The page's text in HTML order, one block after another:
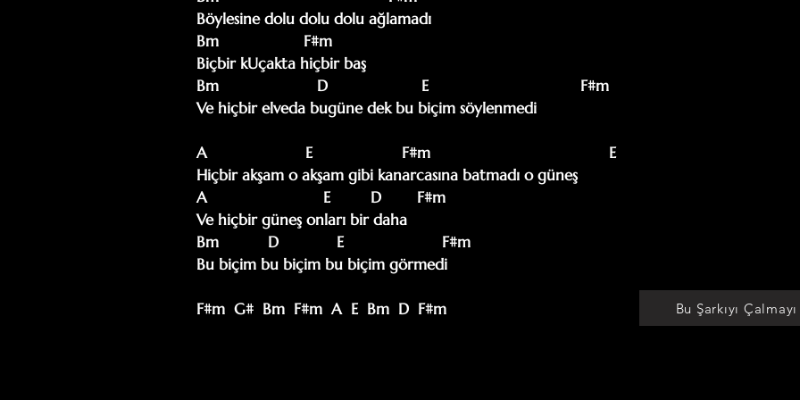
Böylesine dolu dolu dolu ağlamadı
Bm                   F#m
Biçbir kUçakta hiçbir baş
Bm                      D                     E                                  F#m
Ve hiçbir elveda bugüne dek bu biçim söylenmedi
A                      E                    F#m                                        E
Hiçbir akşam o akşam gibi kanarcasına batmadı o güneş
A                          E         D        F#m
Ve hiçbir güneş onları bir daha
Bm           D             E                      F#m
Bu biçim bu biçim bu biçim görmedi
F#m  G#  Bm  F#m  A  E  Bm  D  F#m Bu Şarkıyı